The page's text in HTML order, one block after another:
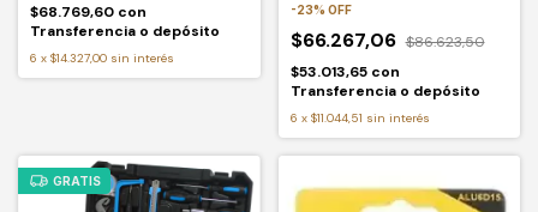
$68.769,60 con
Transferencia o depósito
6 x $14.327,00 sin interés
-23% OFF
$66.267,06 $86.623,50
$53.013,65 con
Transferencia o depósito
6 x $11.044,51 sin interés
GRATIS